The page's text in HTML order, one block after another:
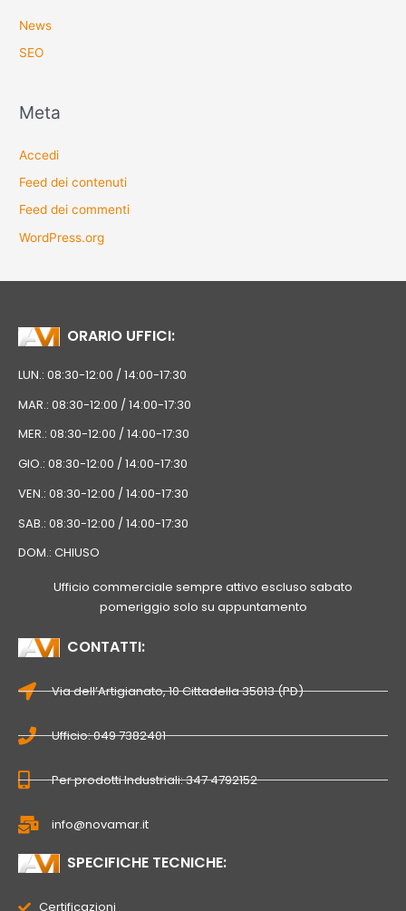
News
SEO
Meta
Accedi
Feed dei contenuti
Feed dei commenti
WordPress.org
ORARIO UFFICI:
LUN.: 08:30-12:00 / 14:00-17:30
MAR.: 08:30-12:00 / 14:00-17:30
MER.: 08:30-12:00 / 14:00-17:30
GIO.: 08:30-12:00 / 14:00-17:30
VEN.: 08:30-12:00 / 14:00-17:30
SAB.: 08:30-12:00 / 14:00-17:30
DOM.: CHIUSO
Ufficio commerciale sempre attivo escluso sabato
pomeriggio solo su appuntamento
CONTATTI:
Via dell’Artigianato, 10 Cittadella 35013 (PD)
Ufficio: 049 7382401
Per prodotti Industriali: 347 4792152
info@novamar.it
SPECIFICHE TECNICHE:
Certificazioni